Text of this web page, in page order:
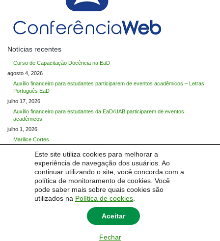
Este site utiliza cookies para melhorar a
experiência de navegação dos usuários. Ao
continuar utilizando o site, você concorda com a
política de monitoramento de cookies. Você
pode saber mais sobre quais cookies são
utilizados na Política de cookies
Aceitar
Fechar
Notícias recentes
Curso de Capacitação Docência na EaD
agosto 4, 2026
Auxílio financeiro para estudantes participarem de eventos acadêmicos – Letras
Português EaD
julho 17, 2026
Auxílio financeiro para estudantes da EaD/UAB participarem de eventos
acadêmicos
julho 1, 2026
Marilice Cortes
Maria Cristina Graeff Wernz
maio 27, 2026
Categorias